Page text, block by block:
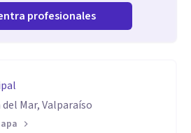
profesionales
Mar, Valparaíso